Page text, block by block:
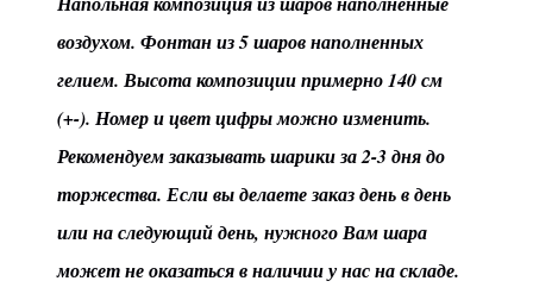
воздухом. Фонтан из 5 шаров наполненных
гелием. Высота композиции примерно 140 см
(+-). Номер и цвет цифры можно изменить.
Рекомендуем заказывать шарики за 2-3 дня до
торжества. Если вы делаете заказ день в день
или на следующий день, нужного Вам шара
может не оказаться в наличии у нас на складе.